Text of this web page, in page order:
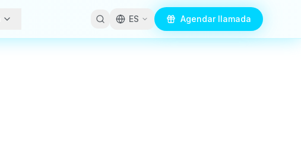
ES Agendar llamada